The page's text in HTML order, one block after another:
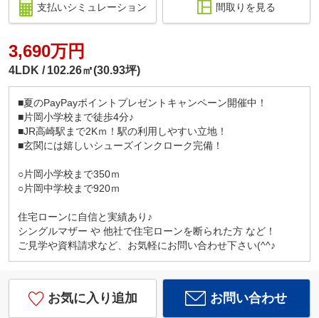
支払いシミュレーション 間取りを見る
3,690万円
4LDK 102.26㎡(30.93坪)
■夏のPayPayポイントプレゼントキャンペーン開催中！
■片岡小学校まで徒歩4分♪
■JR高崎駅まで2Kｍ！駅の利用しやすい立地！
■玄関には嬉しいシューズインクローク完備！
○片岡小学校まで350ｍ
○片岡中学校まで920ｍ
住宅ローンに自信と実績あり♪
シングルマザー や 他社で住宅ローンを断られた方 など！
ご見学や資料請求など、お気軽にお問い合わせ下さい(^^♪
お気に入り追加 お問い合わせ